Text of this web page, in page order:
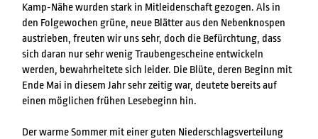
Kamp-Nähe wurden stark in Mitleidenschaft gezogen. Als in
den Folgewochen grüne, neue Blätter aus den Nebenknospen
austrieben, freuten wir uns sehr, doch die Befürchtung, dass
sich daran nur sehr wenig Traubengescheine entwickeln
werden, bewahrheitete sich leider. Die Blüte, deren Beginn mit
Ende Mai in diesem Jahr sehr zeitig war, deutete bereits auf
einen möglichen frühen Lesebeginn hin.
Der warme Sommer mit einer guten Niederschlagsverteilung